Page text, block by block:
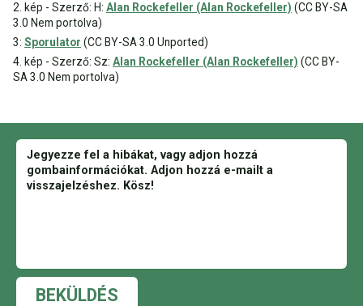
2. kép - Szerző: H: Alan Rockefeller (Alan Rockefeller) (CC BY-SA
3.0 Nem portolva)
3: Sporulator (CC BY-SA 3.0 Unported)
4. kép - Szerző: Sz: Alan Rockefeller (Alan Rockefeller) (CC BY-
SA 3.0 Nem portolva)
BEKÜLDÉS